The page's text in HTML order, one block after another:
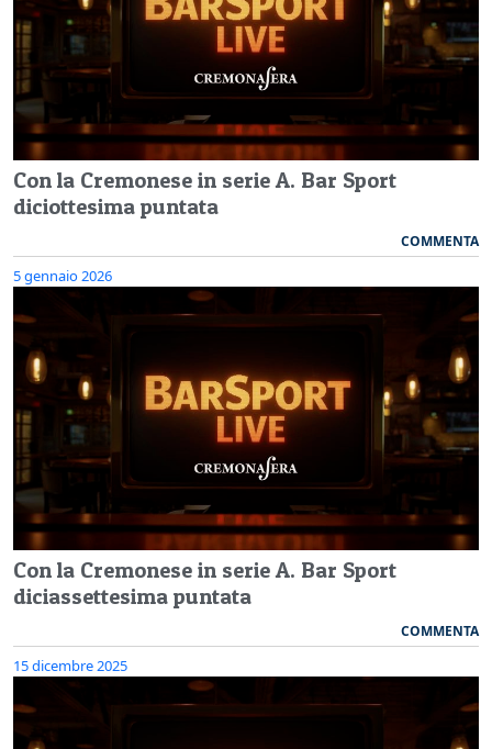
Con la Cremonese in serie A. Bar Sport
diciottesima puntata
COMMENTA
5 gennaio 2026
Con la Cremonese in serie A. Bar Sport
diciassettesima puntata
COMMENTA
15 dicembre 2025